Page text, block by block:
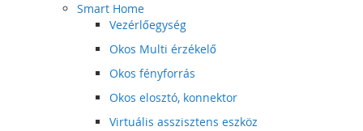
Smart Home
Vezérlőegység
Okos Multi érzékelő
Okos fényforrás
Okos elosztó, konnektor
Virtuális asszisztens eszköz